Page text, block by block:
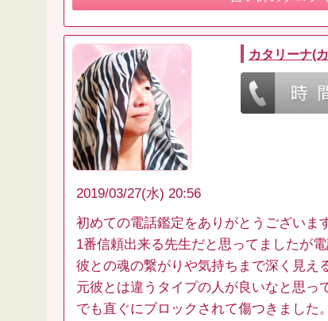
カタリーナ(
2019/03/27(水) 20:56
初めての電話鑑定をありがとうございま
1番信頼出来る先生だと思ってましたが
彼との魂の繋がりや気持ちまで深く見え
元彼とは違うタイプの人が良いなと思っ
でも直ぐにブロックされて傷つきました